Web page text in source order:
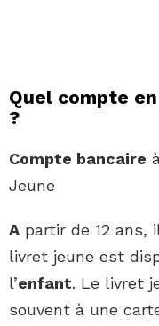
Quel compte
?
Compte bancaire
Jeune
A partir de 12 ans,
livret jeune est
l’enfant. Le livret
souvent à une